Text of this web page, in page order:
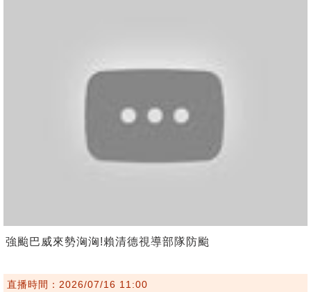
強颱巴威來勢洶洶!賴清德視導部隊防颱
直播時間：2026/07/16 11:00